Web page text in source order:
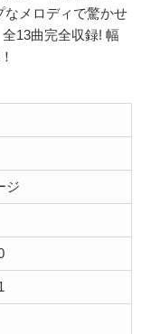
なメロディで驚かせ
13曲完全収録! 幅
ジ